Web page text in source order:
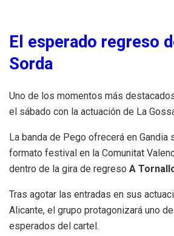
El esperado regreso
Sorda
Uno de los momentos más
el sábado con la actuación de La
La banda de Pego ofrecerá en Gandia
formato festival en la Comunitat
dentro de la gira de regreso A
Tras agotar las entradas en sus
Alicante, el grupo protagonizará uno
esperados del cartel.